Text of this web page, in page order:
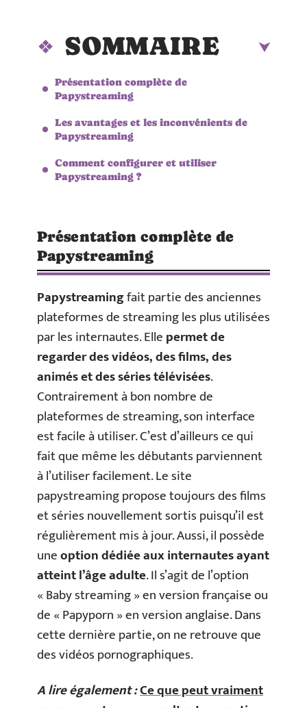
SOMMAIRE
Présentation complète de
Papystreaming
Les avantages et les inconvénients de
Papystreaming
Comment configurer et utiliser
Papystreaming ?
Présentation complète de
Papystreaming
Papystreamingfait partie des anciennes
plateformes de streaming les plus utilisées
par les internautes. Ellepermet de
regarder des vidéos, des films, des
animés et des séries télévisées.
Contrairement à bon nombre de
plateformes de streaming, son interface
est facile à utiliser. C’est d’ailleurs ce qui
fait que même les débutants parviennent
à l’utiliser facilement. Le site
papystreaming propose toujours des films
et séries nouvellement sortis puisqu’il est
régulièrement mis à jour. Aussi, il possède
uneoption dédiée aux internautes ayant
atteint l’âge adulte. Il s’agit de l’option
« Baby streaming » en version française ou
de « Papyporn » en version anglaise. Dans
cette dernière partie, on ne retrouve que
des vidéos pornographiques.
A lire également :Ce que peut vraiment